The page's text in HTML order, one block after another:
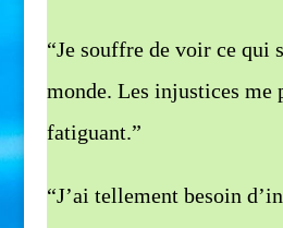
“Je souffre de voir ce qui
monde. Les injustices me
fatiguant.”
“J’ai tellement besoin